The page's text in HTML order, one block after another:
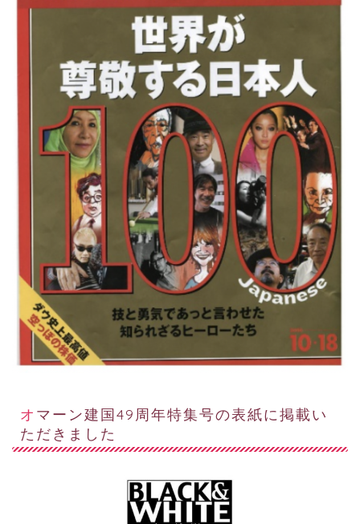
オマーン建国49周年特集号の表紙に掲載い
ただきました